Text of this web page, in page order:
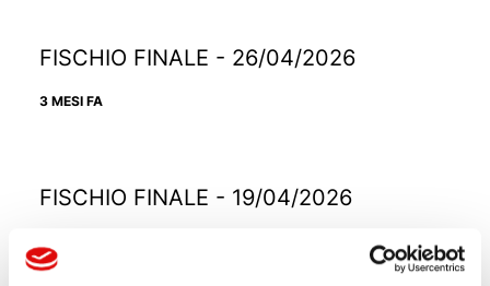
FISCHIO FINALE - 26/04/2026
3 MESI FA
FISCHIO FINALE - 19/04/2026